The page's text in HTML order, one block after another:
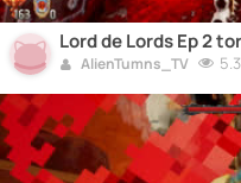
Lord de Lords Ep 2
AlienTumns_TV